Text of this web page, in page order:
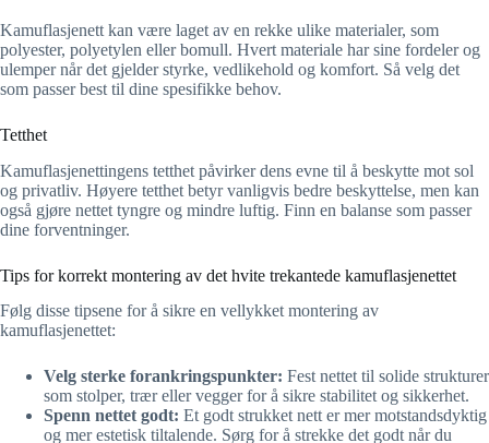
Kamuflasjenett kan være laget av en rekke ulike materialer, som
polyester, polyetylen eller bomull. Hvert materiale har sine fordeler og
ulemper når det gjelder styrke, vedlikehold og komfort. Så velg det
som passer best til dine spesifikke behov.
Tetthet
Kamuflasjenettingens tetthet påvirker dens evne til å beskytte mot sol
og privatliv. Høyere tetthet betyr vanligvis bedre beskyttelse, men kan
også gjøre nettet tyngre og mindre luftig. Finn en balanse som passer
dine forventninger.
Tips for korrekt montering av det hvite trekantede kamuflasjenettet
Følg disse tipsene for å sikre en vellykket montering av
kamuflasjenettet:
Velg sterke forankringspunkter: Fest nettet til solide strukturer
som stolper, trær eller vegger for å sikre stabilitet og sikkerhet.
Spenn nettet godt: Et godt strukket nett er mer motstandsdyktig
og mer estetisk tiltalende. Sørg for å strekke det godt når du